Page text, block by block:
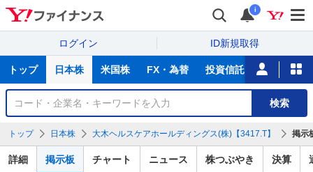
i
ログイン ID新規取得
サ
トップ 日本株 米国株 FX・為替 投資信託 ニュース
銘
検
索
検索
トップ 日本株 大木ヘルスケアホールディングス(株)【3417.T】 掲示
詳細 掲示板 チャート ニュース 株つぶやき 決算